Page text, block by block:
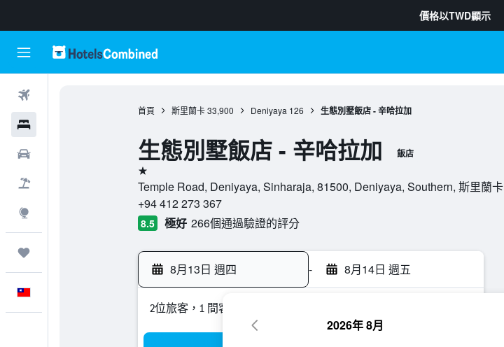
價格以TWD顯示
首頁 斯里蘭卡 33,900 Deniyaya 126 生態別墅飯店 - 辛哈拉加
生態別墅飯店 - 辛哈拉加 飯店
1星級
Temple Road, Deniyaya, Sinharaja, 81500, Deniyaya, Southern, 斯里蘭卡
+94 412 273 367
8.5 極好 266個通過驗證的評分
8月13日 週四 - 8月14日 週五
2位旅客，1 間客房
2026年 8月